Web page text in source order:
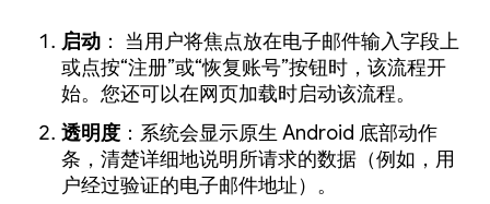
启动 ： 当用户将焦点放在电子邮件输入字段上
或点按“注册”或“恢复账号”按钮时，该流程开
始。您还可以在网页加载时启动该流程。
透明度 ：系统会显示原生 Android 底部动作
条，清楚详细地说明所请求的数据（例如，用
户经过验证的电子邮件地址）。